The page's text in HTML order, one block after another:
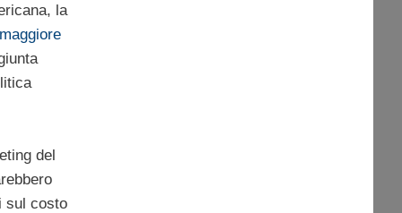
la
del
sul costo